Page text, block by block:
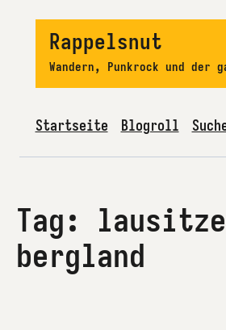
Rappelsnut
Wandern, Punkrock und der
Startseite Blogroll
Tag:
bergland